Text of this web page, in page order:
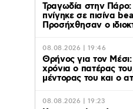
Τραγωδία στην
πνίγηκε σε πισίνα
Προσήχθησαν ο
08.08.2026 | 19:46
Θρήνος για τον
χρόνια ο πατέρας
μέντορας του και ο
08.08.2026 | 19:23